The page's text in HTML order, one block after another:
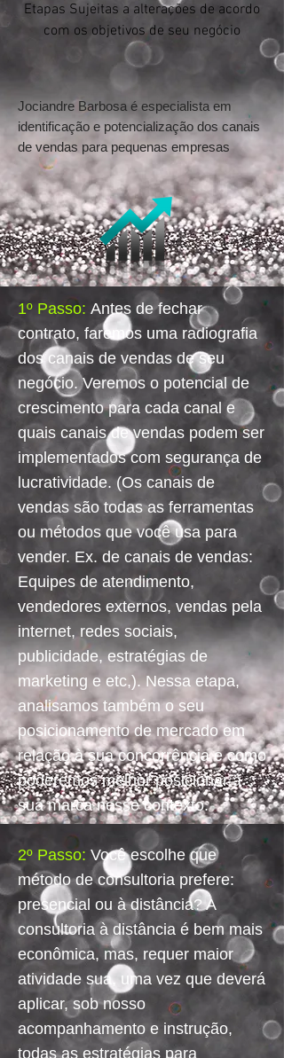
Etapas Sujeitas a alterações de acordo
com os objetivos de seu negócio
Jociandre Barbosa é especialista em
identificação e potencialização dos canais
de vendas para pequenas empresas
1º Passo: Antes de fechar
contrato, faremos uma radiografia
dos canais de vendas de seu
negócio. Veremos o potencial de
crescimento para cada canal e
quais canais de vendas podem ser
implementados com segurança de
lucratividade. (Os canais de
vendas são todas as ferramentas
ou métodos que você usa para
vender. Ex. de canais de vendas:
Equipes de atendimento,
vendedores externos, vendas pela
internet, redes sociais,
publicidade, estratégias de
marketing e etc,). Nessa etapa,
analisamos também o seu
posicionamento de mercado em
relação à sua concorrência e como
poderemos melhor posicionar a
sua marca nesse contexto.
2º Passo: Você escolhe que
método de consultoria prefere:
presencial ou à distância? A
consultoria à distância é bem mais
econômica, mas, requer maior
atividade sua, uma vez que deverá
aplicar, sob nosso
acompanhamento e instrução,
todas as estratégias para